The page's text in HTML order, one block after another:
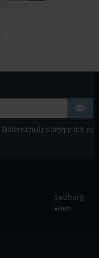
Datenschutz stimme ich zu
Salzburg
Wien